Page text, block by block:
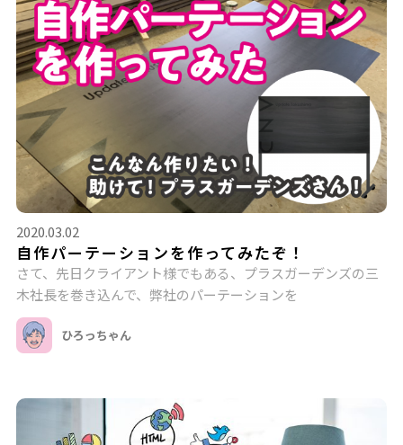
2020.03.02
自作パーテーションを作ってみたぞ！
さて、先日クライアント様でもある、プラスガーデンズの三
木社長を巻き込んで、弊社のパーテーションを
ひろっちゃん